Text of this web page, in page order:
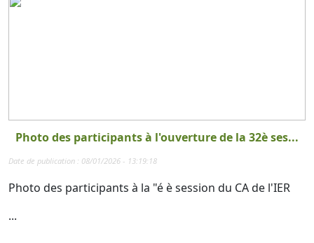
Photo des participants à l'ouverture de la 32è ses...
Date de publication : 08/01/2026 - 13:19:18
Photo des participants à la "é è session du CA de l'IER
...